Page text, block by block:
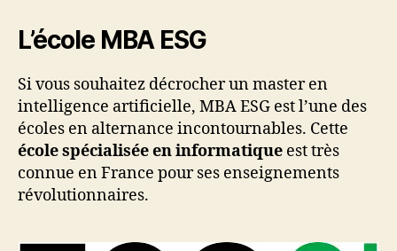
L’école MBA ESG
Si vous souhaitez décrocher un master en
intelligence artificielle, MBA ESG est l’une des
écoles en alternance incontournables. Cette
école spécialisée en informatique est très
connue en France pour ses enseignements
révolutionnaires.